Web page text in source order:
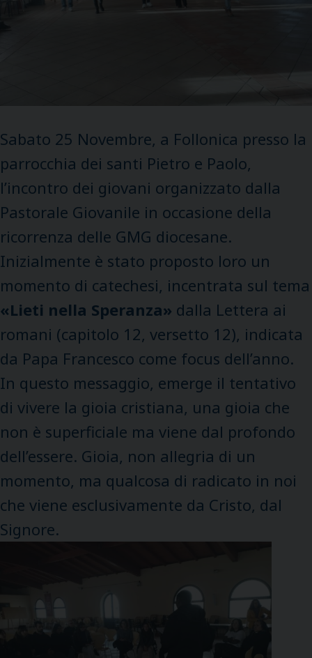
Sabato 25 Novembre, a Follonica presso la
parrocchia dei santi Pietro e Paolo,
l’incontro dei giovani organizzato dalla
Pastorale Giovanile in occasione della
ricorrenza delle GMG diocesane.
Inizialmente è stato proposto loro un
momento di catechesi, incentrata sul tema
«Lieti nella Speranza» dalla Lettera ai
romani (capitolo 12, versetto 12), indicata
da Papa Francesco come focus dell’anno.
In questo messaggio, emerge il tentativo
di vivere la gioia cristiana, una gioia che
non è superficiale ma viene dal profondo
dell’essere. Gioia, non allegria di un
momento, ma qualcosa di radicato in noi
che viene esclusivamente da Cristo, dal
Signore.